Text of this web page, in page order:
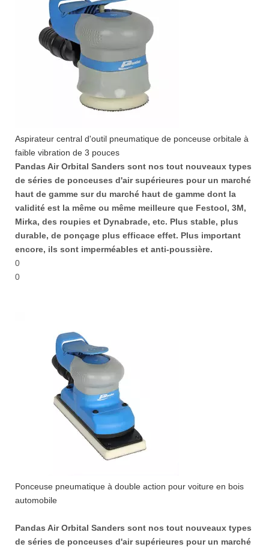
Aspirateur central d'outil pneumatique de ponceuse orbitale à
faible vibration de 3 pouces
Pandas Air Orbital Sanders sont nos tout nouveaux types
de séries de ponceuses d'air supérieures pour un marché
haut de gamme sur du marché haut de gamme dont la
validité est la même ou même meilleure que Festool, 3M,
Mirka, des roupies et Dynabrade, etc. Plus stable, plus
durable, de ponçage plus efficace effet. Plus important
encore, ils sont imperméables et anti-poussière.
0
0
Ponceuse pneumatique à double action pour voiture en bois
automobile
Pandas Air Orbital Sanders sont nos tout nouveaux types
de séries de ponceuses d'air supérieures pour un marché